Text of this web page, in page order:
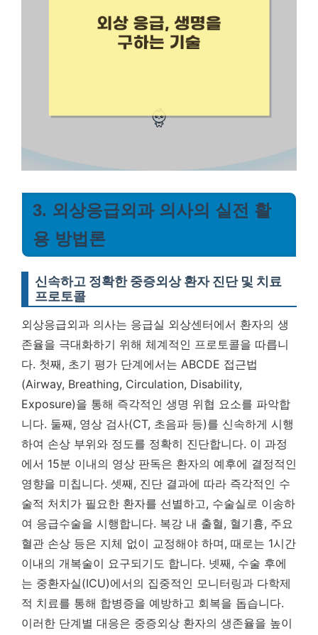
3. 외상응급외과 의사의 실전 활
용 방법론
신속하고 정확한 중증외상 환자 진단 및 치료
프로토콜
외상응급외과 의사는 응급실 외상센터에서 환자의 생
존율을 극대화하기 위해 체계적인 프로토콜을 따릅니
다. 첫째, 초기 평가 단계에서는 ABCDE 접근법
(Airway, Breathing, Circulation, Disability,
Exposure)을 통해 즉각적인 생명 위협 요소를 파악합
니다. 둘째, 영상 검사(CT, 초음파 등)를 신속하게 시행
하여 손상 부위와 정도를 정확히 진단합니다. 이 과정
에서 15분 이내의 영상 판독은 환자의 예후에 결정적인
영향을 미칩니다. 셋째, 진단 결과에 따라 즉각적인 수
술적 처치가 필요한 환자를 선별하고, 수술실로 이송하
여 응급수술을 시행합니다. 복강 내 출혈, 혈기흉, 주요
혈관 손상 등은 지체 없이 교정해야 하며, 때로는 1시간
이내의 개복술이 요구되기도 합니다. 넷째, 수술 후에
는 중환자실(ICU)에서의 집중적인 모니터링과 다학제
적 치료를 통해 합병증을 예방하고 회복을 돕습니다.
이러한 단계별 대응은 중증외상 환자의 생존율을 높이